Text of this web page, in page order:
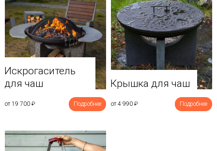
Искрогаситель
для чаш
от 19 700 ₽ Подробнее
Крышка для чаш
от 4 990 ₽ Подробнее